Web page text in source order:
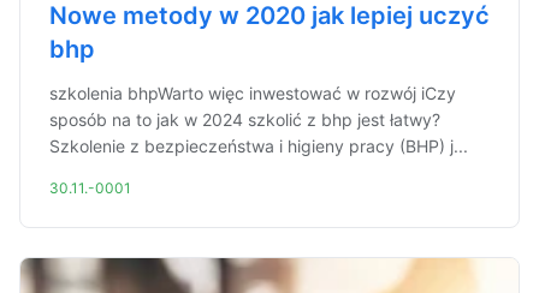
Nowe metody w 2020 jak lepiej uczyć
bhp
szkolenia bhpWarto więc inwestować w rozwój iCzy
sposób na to jak w 2024 szkolić z bhp jest łatwy?
Szkolenie z bezpieczeństwa i higieny pracy (BHP) j...
30.11.-0001